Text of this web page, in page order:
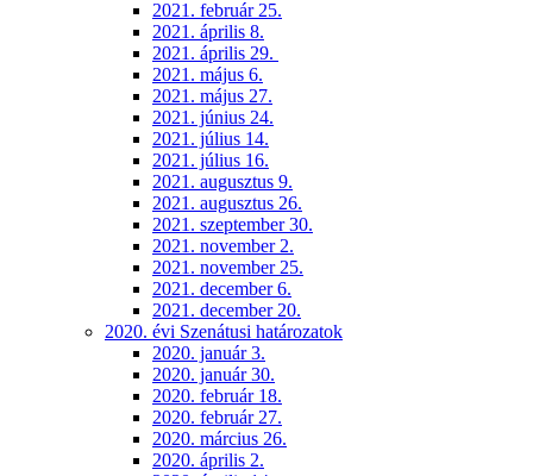
2021. február 25.
2021. április 8.
2021. április 29.
2021. május 6.
2021. május 27.
2021. június 24.
2021. július 14.
2021. július 16.
2021. augusztus 9.
2021. augusztus 26.
2021. szeptember 30.
2021. november 2.
2021. november 25.
2021. december 6.
2021. december 20.
2020. évi Szenátusi határozatok
2020. január 3.
2020. január 30.
2020. február 18.
2020. február 27.
2020. március 26.
2020. április 2.